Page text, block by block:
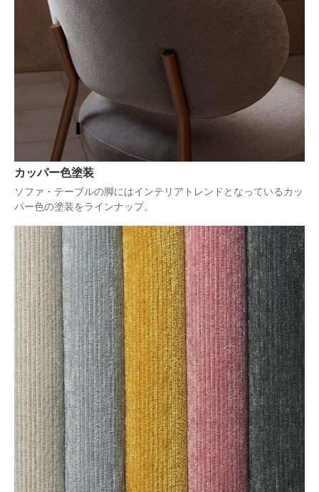
カッパー色塗装
ソファ・テーブルの脚にはインテリアトレンドとなっているカッ
パー色の塗装をラインナップ。